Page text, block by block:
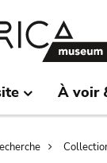
À voir